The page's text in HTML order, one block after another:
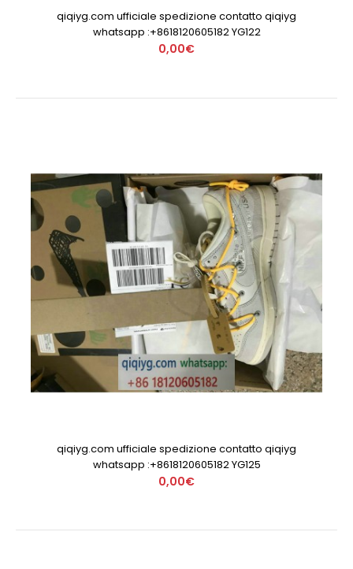
qiqiyg.com ufficiale spedizione contatto qiqiyg
whatsapp :+8618120605182 YG122
0,00€
qiqiyg.com ufficiale spedizione contatto qiqiyg
whatsapp :+8618120605182 YG125
0,00€